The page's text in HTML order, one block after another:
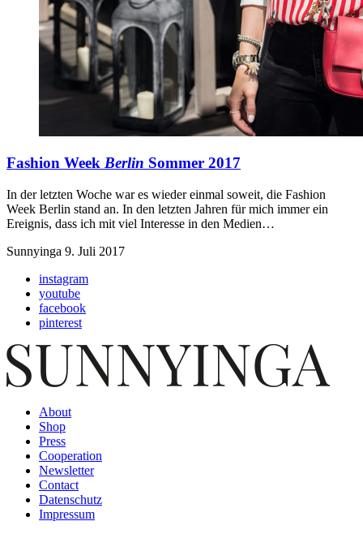
Fashion Week Berlin Sommer 2017
In der letzten Woche war es wieder einmal soweit, die Fashion
Week Berlin stand an. In den letzten Jahren für mich immer ein
Ereignis, dass ich mit viel Interesse in den Medien…
Sunnyinga 9. Juli 2017
instagram
youtube
facebook
pinterest
About
Shop
Press
Cooperation
Newsletter
Contact
Datenschutz
Impressum